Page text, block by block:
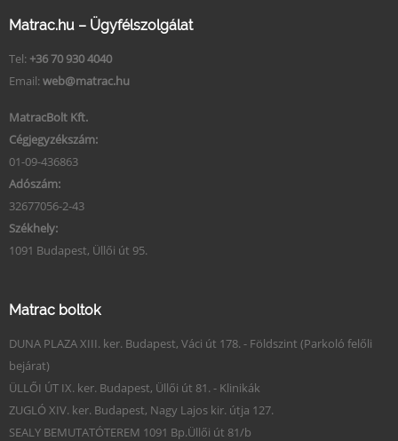
Matrac.hu – Ügyfélszolgálat
Tel: +36 70 930 4040
Email: web@matrac.hu
MatracBolt Kft.
Cégjegyzékszám:
01-09-436863
Adószám:
32677056-2-43
Székhely:
1091 Budapest, Üllői út 95.
Matrac boltok
DUNA PLAZA XIII. ker. Budapest, Váci út 178. - Földszint (Parkoló felőli
bejárat)
ÜLLŐI ÚT IX. ker. Budapest, Üllői út 81. - Klinikák
ZUGLÓ XIV. ker. Budapest, Nagy Lajos kir. útja 127.
SEALY BEMUTATÓTEREM 1091 Bp.Üllői út 81/b